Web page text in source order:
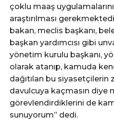
çoklu maaş
araştırılması
bakan, meclis başkanı,
başkan yardımcısı gibi
yönetim kurulu başkanı,
olarak atanıp, kamuda
dağıtılan bu siyasetçilerin
davulcuya kaçmasın diye
görevlendirdiklerini de
sunuyorum” dedi.